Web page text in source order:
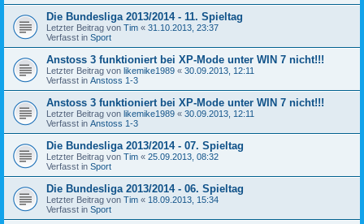
Die Bundesliga 2013/2014 - 11. Spieltag
Letzter Beitrag von Tim « 31.10.2013, 23:37
Verfasst in Sport
Anstoss 3 funktioniert bei XP-Mode unter WIN 7 nicht!!!
Letzter Beitrag von likemike1989 « 30.09.2013, 12:11
Verfasst in Anstoss 1-3
Anstoss 3 funktioniert bei XP-Mode unter WIN 7 nicht!!!
Letzter Beitrag von likemike1989 « 30.09.2013, 12:11
Verfasst in Anstoss 1-3
Die Bundesliga 2013/2014 - 07. Spieltag
Letzter Beitrag von Tim « 25.09.2013, 08:32
Verfasst in Sport
Die Bundesliga 2013/2014 - 06. Spieltag
Letzter Beitrag von Tim « 18.09.2013, 15:34
Verfasst in Sport